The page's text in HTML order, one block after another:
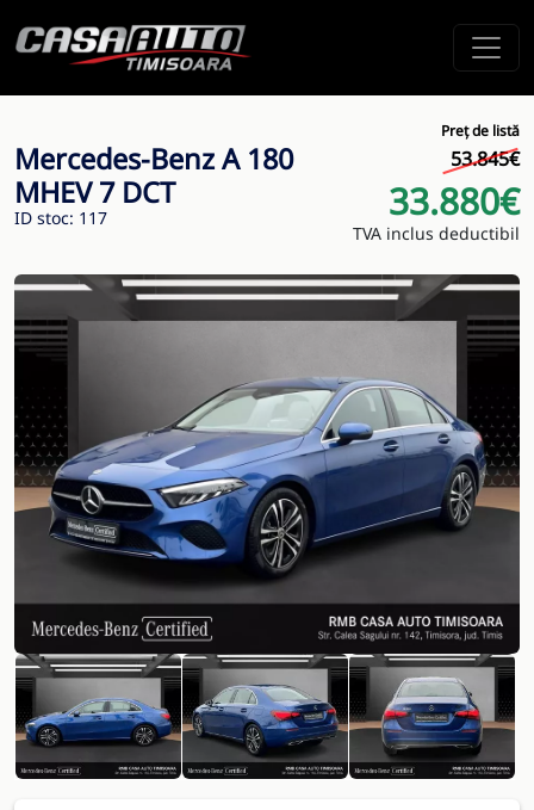
Mercedes-Benz A 180
MHEV 7 DCT
ID stoc: 117
Preț de listă
53.845€
33.880€
TVA inclus deductibil